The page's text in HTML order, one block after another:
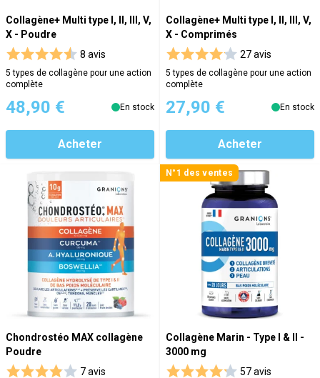
Collagène+ Multi type I, II, III, V,
X - Poudre
8 avis
5 types de collagène pour une action
complète
48,90 € En stock
Acheter
Collagène+ Multi type I, II, III, V,
X - Comprimés
27 avis
5 types de collagène pour une action
complète
27,90 € En stock
Acheter
Chondrostéo MAX collagène
Poudre
7 avis
N°1 des ventes
Collagène Marin - Type I & II -
3000 mg
57 avis